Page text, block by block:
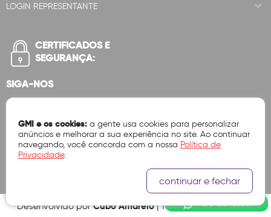
LOGIN REPRESENTANTE
CERTIFICADOS E
SEGURANÇA:
SIGA-NOS
Desenvolvido porCubo Amarelo| Tecnologia Ok Vendas
GMI e os cookies: a gente usa cookies para personalizar
anúncios e melhorar a sua experiência no site. Ao continuar
navegando, você concorda com a nossa Política de
Privacidade.
continuar e fechar
Fale Conosco